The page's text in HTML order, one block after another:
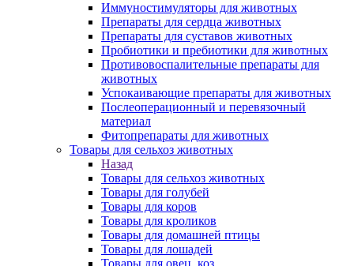
Иммуностимуляторы для животных
Препараты для сердца животных
Препараты для суставов животных
Пробиотики и пребиотики для животных
Противовоспалительные препараты для
животных
Успокаивающие препараты для животных
Послеоперационный и перевязочный
материал
Фитопрепараты для животных
Товары для сельхоз животных
Назад
Товары для сельхоз животных
Товары для голубей
Товары для коров
Товары для кроликов
Товары для домашней птицы
Товары для лошадей
Товары для овец, коз